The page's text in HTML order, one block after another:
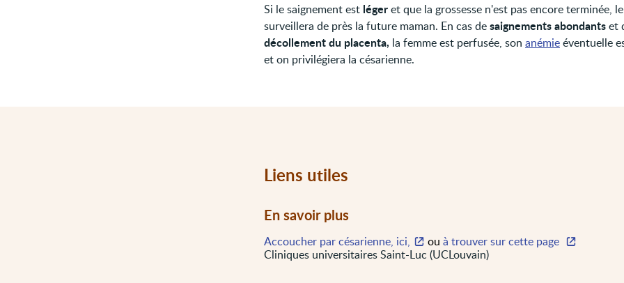
Si le saignement est légeret que la grossesse n'est pas encore terminée,
surveillera de près la future maman. En cas desaignements abondantset
décollement du placenta, la femme est perfusée, son anémieéventuelle
et on privilégiera la césarienne.
Liens utiles
En savoir plus
Accoucher par césarienne, ici, ou à trouver sur cette page
Cliniques universitaires Saint-Luc (UCLouvain)